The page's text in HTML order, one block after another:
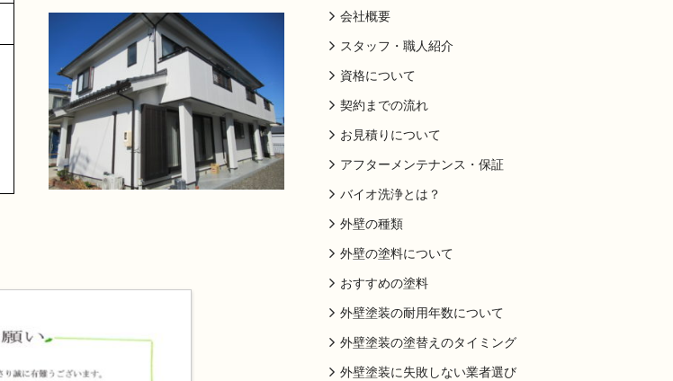
会社概要
スタッフ・職人紹介
資格について
契約までの流れ
お見積りについて
アフターメンテナンス・保証
バイオ洗浄とは？
外壁の種類
外壁の塗料について
おすすめの塗料
外壁塗装の耐用年数について
外壁塗装の塗替えのタイミング
外壁塗装に失敗しない業者選び